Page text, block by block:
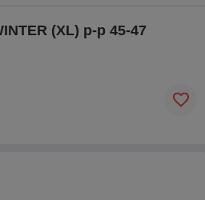
(XL) р-р 45-47